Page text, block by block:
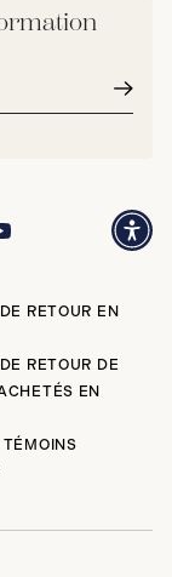
RETOUR EN
RETOUR DE
EN
TÉMOINS